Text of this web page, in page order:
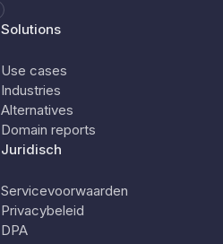
Solutions
Use cases
Industries
Alternatives
Domain reports
Juridisch
Servicevoorwaarden
Privacybeleid
DPA